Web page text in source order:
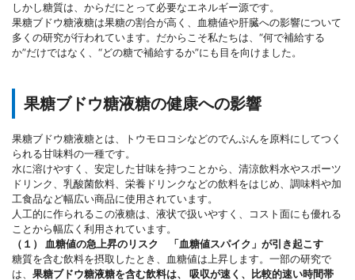
しかし糖質は、からだにとって必要なエネルギー源です。
果糖ブドウ糖液糖は果糖の割合が高く、血糖値や肝臓への影響について
多くの研究が行われています。だからこそ私たちは、“何で補給する
か”だけではなく、“どの糖で補給するか”にも目を向けました。
果糖ブドウ糖液糖の健康への影響
果糖ブドウ糖液糖とは、トウモロコシなどのでんぷんを原料にしてつく
られる甘味料の一種です。
水に溶けやすく、安定した甘味を持つことから、清涼飲料水やスポーツ
ドリンク、乳酸菌飲料、栄養ドリンクなどの飲料をはじめ、調味料や加
工食品など幅広い商品に使用されています。
人工的に作られるこの液糖は、液状で扱いやすく、コスト面にも優れる
ことから幅広く利用されています。
（１） 血糖値の急上昇のリスク 「血糖値スパイク」が引き起こす
糖質を含む飲料を摂取したとき、血糖値は上昇します。一部の研究で
は、 果糖ブドウ糖液糖を含む飲料は、 吸収が速く、比較的速い時間帯